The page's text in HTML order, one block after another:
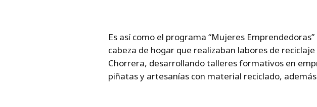
Es así como el programa “Mujeres
cabeza de hogar que realizaban labores de
Chorrera, desarrollando talleres formativos en
piñatas y artesanías con material reciclado,